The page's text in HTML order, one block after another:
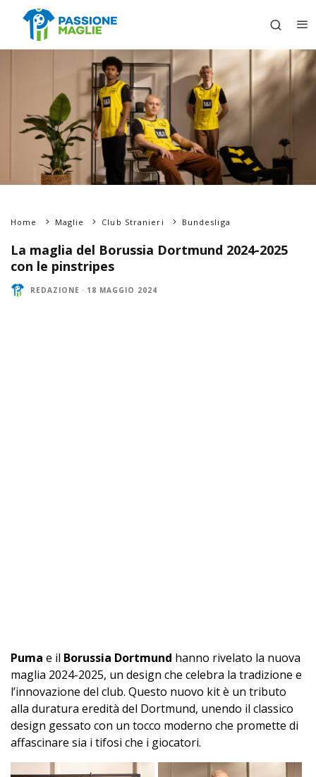
Home Maglie Club Stranieri Bundesliga
La maglia del Borussia Dortmund 2024-2025
con le pinstripes
REDAZIONE · 18 MAGGIO 2024
Puma e il Borussia Dortmund hanno rivelato la nuova
maglia 2024-2025, un design che celebra la tradizione e
l’innovazione del club. Questo nuovo kit è un tributo
alla duratura eredità del Dortmund, unendo il classico
design gessato con un tocco moderno che promette di
affascinare sia i tifosi che i giocatori.